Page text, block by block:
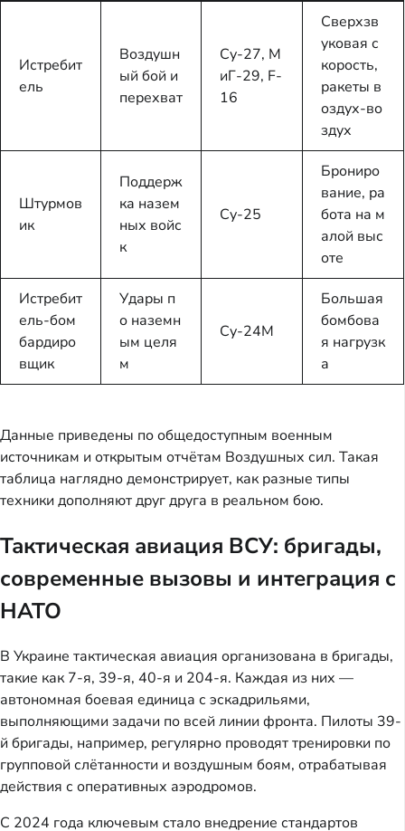
Истребит
ель
Воздушн
ый бой и
перехват
Су-27, М
иГ-29, F-
16
Сверхзв
уковая с
корость,
ракеты в
оздух-во
здух
Штурмов
ик
Поддерж
ка назем
ных войс
к
Су-25
Брониро
вание, ра
бота на м
алой выс
оте
Истребит
ель-бом
бардиро
вщик
Удары п
о наземн
ым целя
м
Су-24М
Большая
бомбова
я нагрузк
а
Данные приведены по общедоступным военным
источникам и открытым отчётам Воздушных сил. Такая
таблица наглядно демонстрирует, как разные типы
техники дополняют друг друга в реальном бою.
Тактическая авиация ВСУ: бригады,
современные вызовы и интеграция с
НАТО
В Украине тактическая авиация организована в бригады,
такие как 7-я, 39-я, 40-я и 204-я. Каждая из них —
автономная боевая единица с эскадрильями,
выполняющими задачи по всей линии фронта. Пилоты 39-
й бригады, например, регулярно проводят тренировки по
групповой слётанности и воздушным боям, отрабатывая
действия с оперативных аэродромов.
С 2024 года ключевым стало внедрение стандартов